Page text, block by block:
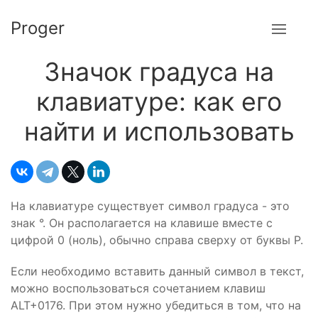
Proger
Значок градуса на
клавиатуре: как его
найти и использовать
На клавиатуре существует символ градуса - это
знак °. Он располагается на клавише вместе с
цифрой 0 (ноль), обычно справа сверху от буквы P.
Если необходимо вставить данный символ в текст,
можно воспользоваться сочетанием клавиш
ALT+0176. При этом нужно убедиться в том, что на